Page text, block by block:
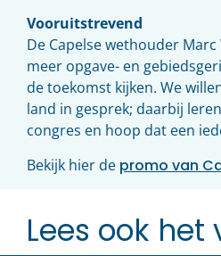
Vooruitstrevend
De Capelse wethouder
meer opgave- en
de toekomst kijken. We
land in gesprek; daarbij
congres en hoop dat een
Bekijk hier de promo van
Lees ook